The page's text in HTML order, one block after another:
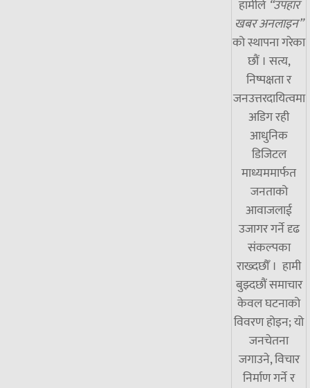
हामीले “उपहार
खबर अनलाइन”
को स्थापना गरेका
छौं । सत्य,
निष्पक्षता र
जनउत्तरदायित्वमा
अडिग रही
आधुनिक
डिजिटल
माध्यममार्फत
जनताको
आवाजलाई
उजागर गर्ने दृढ
संकल्पका
राख्दछौँ । हामी
बुझ्दछौं समाचार
केवल घटनाको
विवरण होइन; यो
जनचेतना
जगाउने, विचार
निर्माण गर्ने र